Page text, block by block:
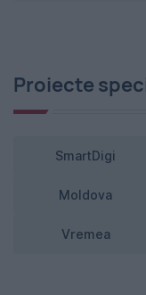
Proiecte
SmartDigi
Moldova
Vremea